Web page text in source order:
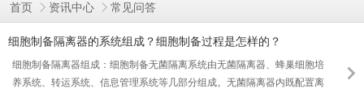
首页 资讯中心 常见问答
细胞制备隔离器的系统组成？细胞制备过程是怎样的？
细胞制备隔离器组成：细胞制备无菌隔离系统由无菌隔离器、蜂巢细胞培
养系统、转运系统、信息管理系统等几部分组成。无菌隔离器内既配置离